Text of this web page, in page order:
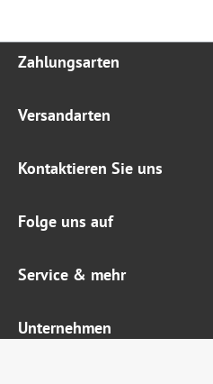
Zahlungsarten
Versandarten
Kontaktieren Sie uns
Folge uns auf
Service & mehr
Unternehmen